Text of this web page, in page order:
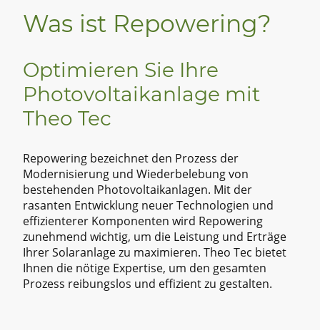
Was ist Repowering?
Optimieren Sie Ihre
Photovoltaikanlage mit
Theo Tec
Repowering bezeichnet den Prozess der
Modernisierung und Wiederbelebung von
bestehenden Photovoltaikanlagen. Mit der
rasanten Entwicklung neuer Technologien und
effizienterer Komponenten wird Repowering
zunehmend wichtig, um die Leistung und Erträge
Ihrer Solaranlage zu maximieren. Theo Tec bietet
Ihnen die nötige Expertise, um den gesamten
Prozess reibungslos und effizient zu gestalten.